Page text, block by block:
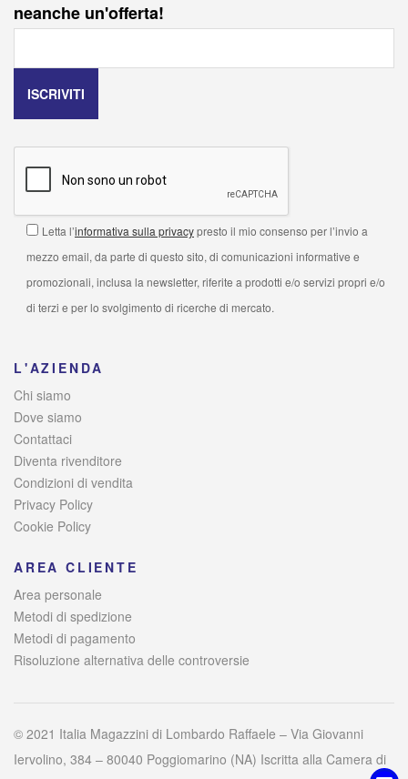
neanche un'offerta!
Letta l’informativa sulla privacypresto il mio consenso per l’invio a
mezzo email, da parte di questo sito, di comunicazioni informative e
promozionali, inclusa la newsletter, riferite a prodotti e/o servizi propri e/o
di terzi e per lo svolgimento di ricerche di mercato.
L'AZIENDA
Chi siamo
Dove siamo
Contattaci
Diventa rivenditore
Condizioni di vendita
Privacy Policy
Cookie Policy
AREA CLIENTE
Area personale
Metodi di spedizione
Metodi di pagamento
Risoluzione alternativa delle controversie
© 2021 Italia Magazzini di Lombardo Raffaele – Via Giovanni
Iervolino, 384 – 80040 Poggiomarino (NA) Iscritta alla Camera di